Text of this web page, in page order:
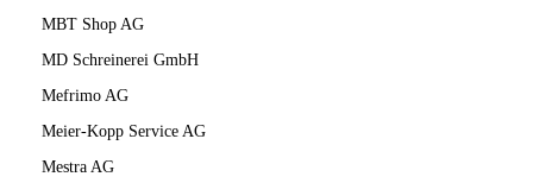
MBT Shop AG
MD Schreinerei GmbH
Mefrimo AG
Meier-Kopp Service AG
Mestra AG